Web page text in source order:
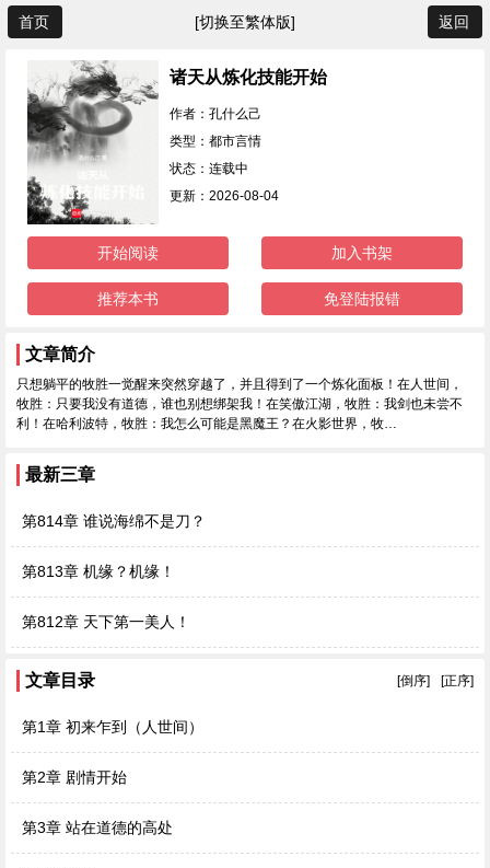
首页 [切换至繁体版] 返回
诸天从炼化技能开始
作者：孔什么己
类型：都市言情
状态：连载中
更新：2026-08-04
开始阅读 加入书架
推荐本书 免登陆报错
文章简介
只想躺平的牧胜一觉醒来突然穿越了，并且得到了一个炼化面板！在人世间，
牧胜：只要我没有道德，谁也别想绑架我！在笑傲江湖，牧胜：我剑也未尝不
利！在哈利波特，牧胜：我怎么可能是黑魔王？在火影世界，牧…
最新三章
第814章 谁说海绵不是刀？
第813章 机缘？机缘！
第812章 天下第一美人！
文章目录 [正序]
[倒序]
第1章 初来乍到（人世间）
第2章 剧情开始
第3章 站在道德的高处